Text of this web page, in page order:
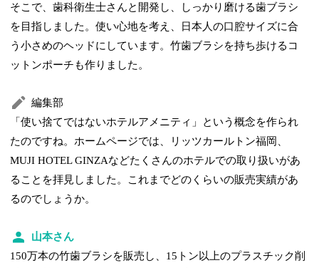
そこで、歯科衛生士さんと開発し、しっかり磨ける歯ブラシ
を目指しました。使い心地を考え、日本人の口腔サイズに合
う小さめのヘッドにしています。竹歯ブラシを持ち歩けるコ
ットンポーチも作りました。
編集部
「使い捨てではないホテルアメニティ」という概念を作られ
たのですね。ホームページでは、リッツカールトン福岡、
MUJI HOTEL GINZAなどたくさんのホテルでの取り扱いがあ
ることを拝見しました。これまでどのくらいの販売実績があ
るのでしょうか。
山本さん
150万本の竹歯ブラシを販売し、15トン以上のプラスチック削